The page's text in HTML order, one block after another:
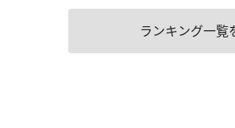
ランキング一覧